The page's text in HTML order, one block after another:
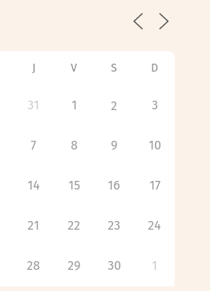
J V S D
31 1 2 3
7 8 9 10
14 15 16 17
21 22 23 24
28 29 30 1